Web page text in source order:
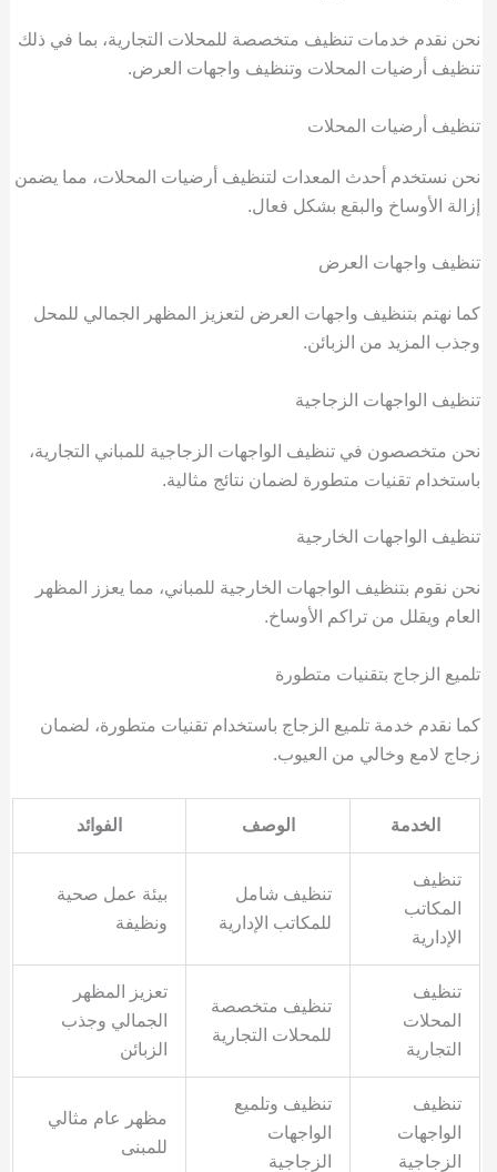
نحن نقدم خدمات تنظيف متخصصة للمحلات التجارية، بما في ذلك
تنظيف أرضيات المحلات وتنظيف واجهات العرض.
تنظيف أرضيات المحلات
نحن نستخدم أحدث المعدات لتنظيف أرضيات المحلات، مما يضمن
إزالة الأوساخ والبقع بشكل فعال.
تنظيف واجهات العرض
كما نهتم بتنظيف واجهات العرض لتعزيز المظهر الجمالي للمحل
وجذب المزيد من الزبائن.
تنظيف الواجهات الزجاجية
نحن متخصصون في تنظيف الواجهات الزجاجية للمباني التجارية،
باستخدام تقنيات متطورة لضمان نتائج مثالية.
تنظيف الواجهات الخارجية
نحن نقوم بتنظيف الواجهات الخارجية للمباني، مما يعزز المظهر
العام ويقلل من تراكم الأوساخ.
تلميع الزجاج بتقنيات متطورة
كما نقدم خدمة تلميع الزجاج باستخدام تقنيات متطورة، لضمان
زجاج لامع وخالي من العيوب.
الخدمة الوصف الفوائد
تنظيف
المكاتب
الإدارية
تنظيف شامل
للمكاتب الإدارية
بيئة عمل صحية
ونظيفة
تنظيف
المحلات
التجارية
تنظيف متخصصة
للمحلات التجارية
تعزيز المظهر
الجمالي وجذب
الزبائن
تنظيف
الواجهات
الزجاجية
تنظيف وتلميع
الواجهات
الزجاجية
مظهر عام مثالي
للمبنى